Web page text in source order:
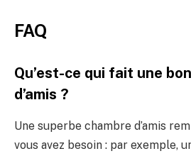
FAQ
Qu’est-ce qui fait une
d’amis ?
Une superbe chambre d’amis
vous avez besoin : par exemple,